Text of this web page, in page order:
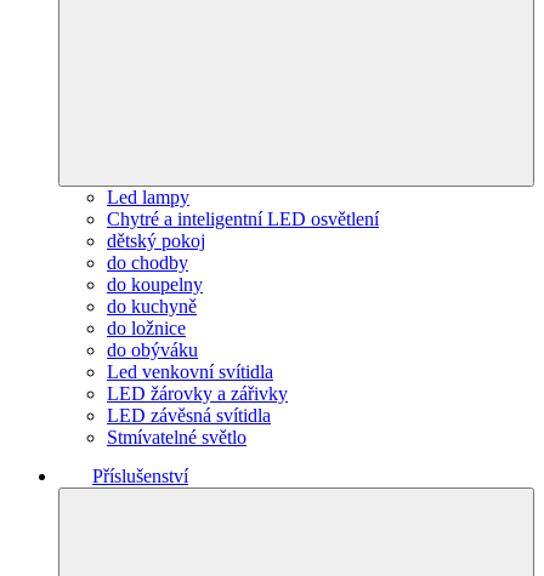
Led lampy
Chytré a inteligentní LED osvětlení
dětský pokoj
do chodby
do koupelny
do kuchyně
do ložnice
do obýváku
Led venkovní svítidla
LED žárovky a zářivky
LED závěsná svítidla
Stmívatelné světlo
Příslušenství